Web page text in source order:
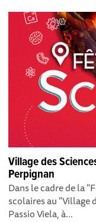
Village des
Perpignan
Dans le cadre de la
scolaires au "Village
Passio Viela, à...